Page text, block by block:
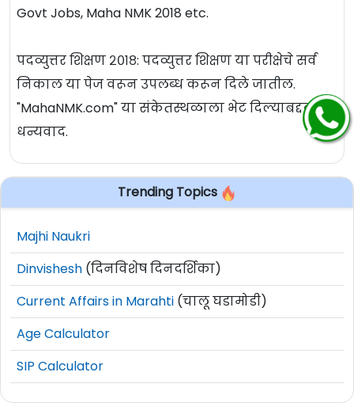
Govt Jobs, Maha NMK 2018 etc.
पदव्युत्तर शिक्षण २०१८: पदव्युत्तर शिक्षण या परीक्षेचे सर्व
निकाल या पेज वरून उपलब्ध करून दिले जातील.
"MahaNMK.com" या संकेतस्थळाला भेट दिल्याबद्दल
धन्यवाद.
Trending Topics
Majhi Naukri
Dinvishesh (दिनविशेष दिनदर्शिका)
Current Affairs in Marahti (चालू घडामोडी)
Age Calculator
SIP Calculator